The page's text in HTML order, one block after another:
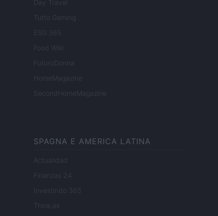
Day Travel
Tutto Gaming
ESG 365
Food Wiki
FuturoDonna
HomeMagazine
SecondHomeMagazine
SPAGNA E AMERICA LATINA
Actualidad
Finanzas 24
Investindo 365
Think.es